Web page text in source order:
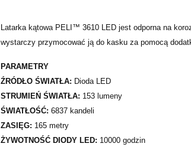
Latarka kątowa PELI™ 3610 LED jest odporna na
wystarczy przymocować ją do kasku za pomocą
PARAMETRY
ŹRÓDŁO ŚWIATŁA: Dioda LED
STRUMIEŃ ŚWIATŁA: 153 lumeny
ŚWIATŁOŚĆ: 6837 kandeli
ZASIĘG: 165 metry
ŻYWOTNOŚĆ DIODY LED: 10000 godzin